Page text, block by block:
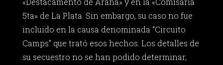
5ta» de La Plata. Sin embargo, su caso no fue
incluido en la causa denominada “Circuito
Camps” que trató esos hechos. Los detalles de
su secuestro no se han podido determinar,